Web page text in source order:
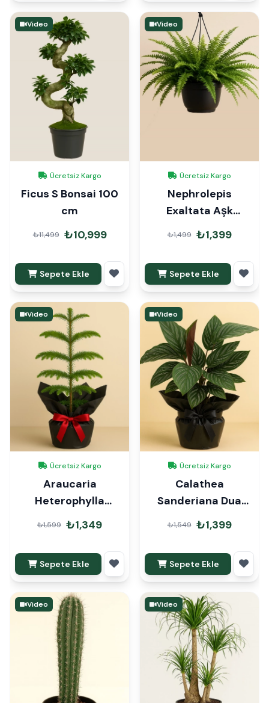
Video
Ücretsiz Kargo
Ficus S Bonsai 100
cm
₺11,499 ₺10,999
Sepete Ekle
Video
Ücretsiz Kargo
Nephrolepis
Exaltata Aşk
Merdiveni Askılı
₺1,499 ₺1,399
Sepete Ekle
Video
Ücretsiz Kargo
Araucaria
Heterophylla
Arokarya Çam 45cm
Hediye Paketli
₺1,599 ₺1,349
Sepete Ekle
Video
Ücretsiz Kargo
Calathea
Sanderiana Dua
Çiçeği Hediye
Paketli
₺1,549 ₺1,399
Sepete Ekle
Video Video